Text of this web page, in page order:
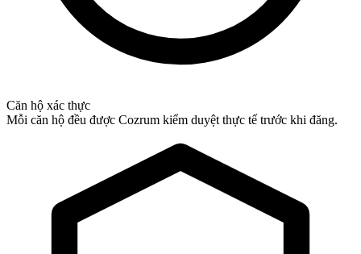
Căn hộ xác thực
Mỗi căn hộ đều được Cozrum kiểm duyệt thực tế trước khi đăng.